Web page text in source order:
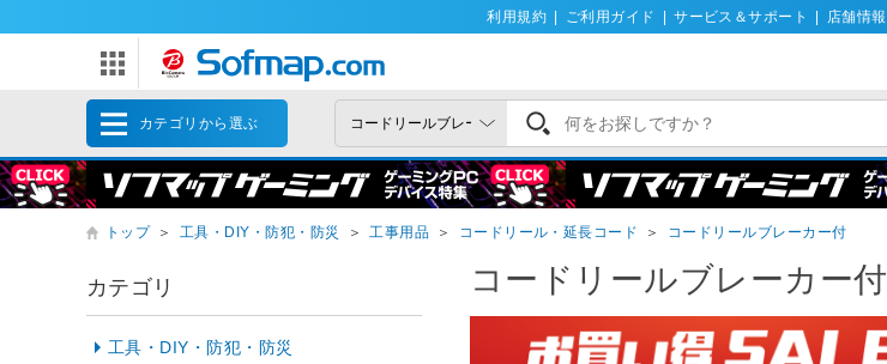
利用規約 ご利用ガイド サービス＆サポート 店舗情報
カテゴリから選ぶ
トップ ＞ 工具・DIY・防犯・防災 ＞ 工事用品 ＞ コードリール・延長コード ＞ コードリールブレーカー付
コードリールブレーカー付
カテゴリ
工具・DIY・防犯・防災